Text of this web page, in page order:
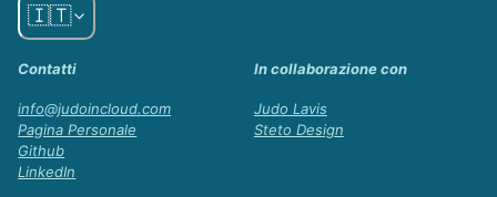
🇮🇹
Contatti
info@judoincloud.com
Pagina Personale
Github
LinkedIn
In collaborazione con
Judo Lavis
Steto Design